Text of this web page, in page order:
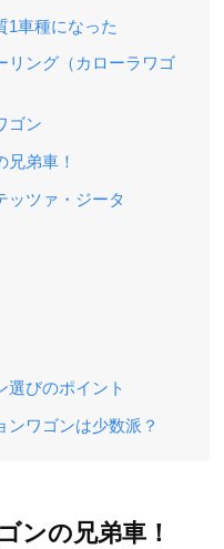
1車種になった
リング（カローラワゴ
ゴン
兄弟車！
ッツァ・ジータ
選びのポイント
ンワゴンは少数派？
ンの兄弟車！